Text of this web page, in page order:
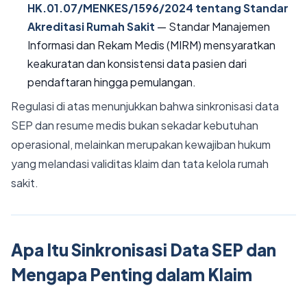
HK.01.07/MENKES/1596/2024 tentang Standar
Akreditasi Rumah Sakit — Standar Manajemen
Informasi dan Rekam Medis (MIRM) mensyaratkan
keakuratan dan konsistensi data pasien dari
pendaftaran hingga pemulangan.
Regulasi di atas menunjukkan bahwa sinkronisasi data
SEP dan resume medis bukan sekadar kebutuhan
operasional, melainkan merupakan kewajiban hukum
yang melandasi validitas klaim dan tata kelola rumah
sakit.
Apa Itu Sinkronisasi Data SEP dan
Mengapa Penting dalam Klaim